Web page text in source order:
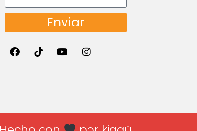
Enviar